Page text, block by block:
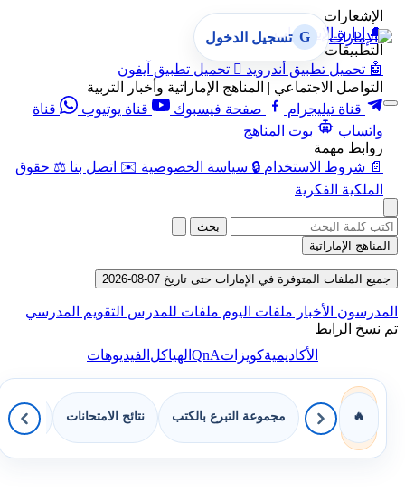
الإشعارات
🔔 إدارة الإشعارات
التطبيقات
🤖 تحميل تطبيق أندرويد  تحميل تطبيق آيفون
التواصل الاجتماعي | المناهج الإماراتية وأخبار التربية
قناة تيليجرام
صفحة فيسبوك قناة يوتيوب
قناة
واتساب
بوت المناهج
روابط مهمة
📄 شروط الاستخدام 🔒 سياسة الخصوصية ✉️ اتصل بنا ⚖️ حقوق
الملكية الفكرية
G تسجيل الدخول
بحث
المناهج الإماراتية
جميع الملفات المتوفرة في الإمارات حتى تاريخ 07-08-2026
المدرسون الأخبار ملفات اليوم ملفات للمدرس التقويم المدرسي
تم نسخ الرابط
الأكاديميةكويزاتQnAالهياكلالفيديوهات
🔥 مجموعة التبرع بالكتب نتائج الامتحانات